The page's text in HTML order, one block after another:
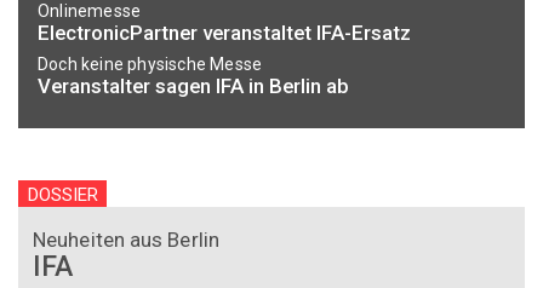
Onlinemesse
ElectronicPartner veranstaltet IFA-Ersatz
Doch keine physische Messe
Veranstalter sagen IFA in Berlin ab
DOSSIER
Neuheiten aus Berlin
IFA